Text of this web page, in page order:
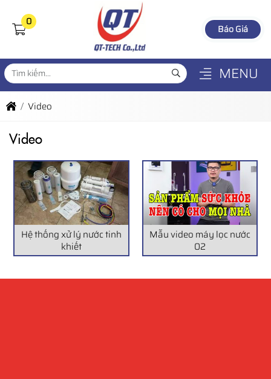
0
Báo Giá
MENU
Video
Video
Hệ thống xử lý nước tinh
khiết
Mẫu video máy lọc nước
02